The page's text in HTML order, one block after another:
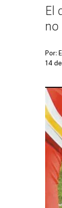
El
no
Por:
14